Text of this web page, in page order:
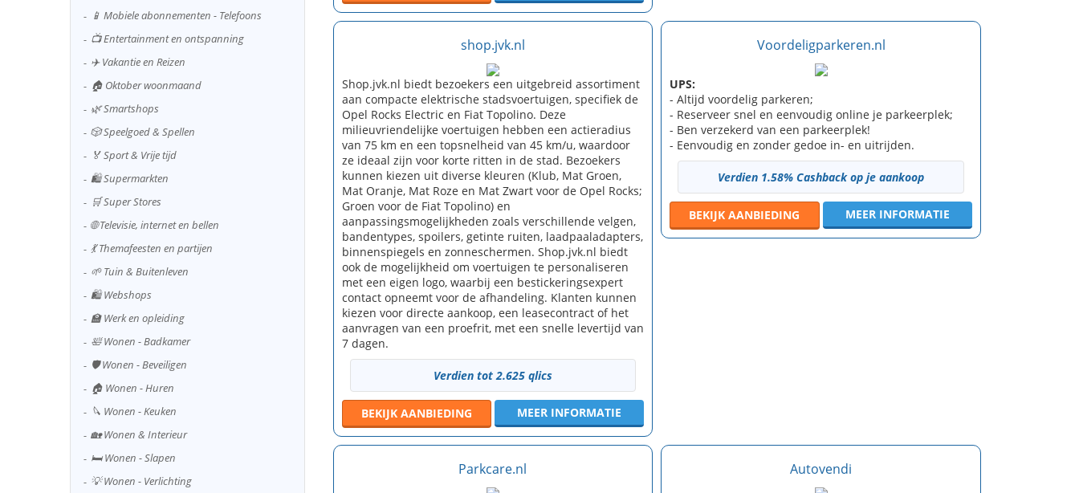
shop.jvk.nl
Shop.jvk.nl biedt bezoekers een uitgebreid assortiment
aan compacte elektrische stadsvoertuigen, specifiek de
Opel Rocks Electric en Fiat Topolino. Deze
milieuvriendelijke voertuigen hebben een actieradius
van 75 km en een topsnelheid van 45 km/u, waardoor
ze ideaal zijn voor korte ritten in de stad. Bezoekers
kunnen kiezen uit diverse kleuren (Klub, Mat Groen,
Mat Oranje, Mat Roze en Mat Zwart voor de Opel Rocks;
Groen voor de Fiat Topolino) en
aanpassingsmogelijkheden zoals verschillende velgen,
bandentypes, spoilers, getinte ruiten, laadpaaladapters,
binnenspiegels en zonneschermen. Shop.jvk.nl biedt
ook de mogelijkheid om voertuigen te personaliseren
met een eigen logo, waarbij een bestickeringsexpert
contact opneemt voor de afhandeling. Klanten kunnen
kiezen voor directe aankoop, een leasecontract of het
aanvragen van een proefrit, met een snelle levertijd van
7 dagen.
Verdien tot 2.625 qlics
BEKIJK AANBIEDING MEER INFORMATIE
Voordeligparkeren.nl
UPS:
- Altijd voordelig parkeren;
- Reserveer snel en eenvoudig online je parkeerplek;
- Ben verzekerd van een parkeerplek!
- Eenvoudig en zonder gedoe in- en uitrijden.
Verdien 1.58% Cashback op je aankoop
BEKIJKAANBIEDING MEER INFORMATIE
Parkcare.nl Autovendi
📱 Mobiele abonnementen - Telefoons
📺 Entertainment en ontspanning
✈️ Vakantie en Reizen
🏠 Oktober woonmaand
🌿 Smartshops
🎲 Speelgoed & Spellen
🏅 Sport & Vrije tijd
🛍️ Supermarkten
🛒 Super Stores
🌐 Televisie, internet en bellen
💃 Themafeesten en partijen
🌱 Tuin & Buitenleven
🛍️ Webshops
🏫 Werk en opleiding
🛀 Wonen - Badkamer
🛡️ Wonen - Beveiligen
🏠 Wonen - Huren
🔪 Wonen - Keuken
🏡 Wonen & Interieur
🛏️ Wonen - Slapen
💡 Wonen - Verlichting